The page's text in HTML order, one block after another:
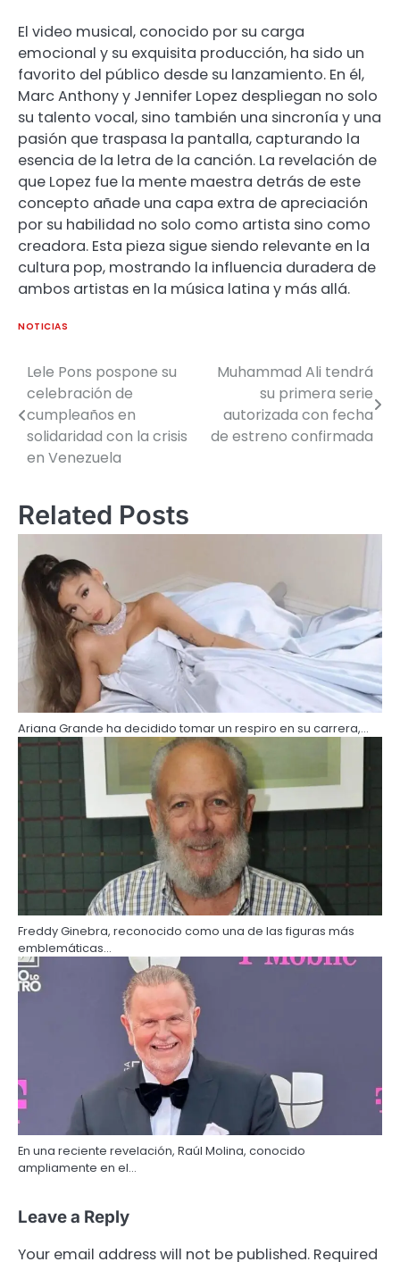
El video musical, conocido por su carga
emocional y su exquisita producción, ha sido un
favorito del público desde su lanzamiento. En él,
Marc Anthony y Jennifer Lopez despliegan no solo
su talento vocal, sino también una sincronía y una
pasión que traspasa la pantalla, capturando la
esencia de la letra de la canción. La revelación de
que Lopez fue la mente maestra detrás de este
concepto añade una capa extra de apreciación
por su habilidad no solo como artista sino como
creadora. Esta pieza sigue siendo relevante en la
cultura pop, mostrando la influencia duradera de
ambos artistas en la música latina y más allá.
NOTICIAS
Lele Pons pospone su
celebración de
cumpleaños en
solidaridad con la crisis
en Venezuela
Muhammad Ali tendrá
su primera serie
autorizada con fecha
de estreno confirmada
Related Posts
Ariana Grande ha decidido tomar un respiro en su carrera,…
Freddy Ginebra, reconocido como una de las figuras más
emblemáticas…
En una reciente revelación, Raúl Molina, conocido
ampliamente en el…
Leave a Reply
Your email address will not be published. Required